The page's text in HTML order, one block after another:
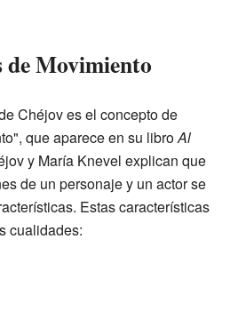
de Movimiento
Chéjov es el concepto de
que aparece en su libroAl
y María Knevel explican que
de un personaje y un actor se
Estas características
cualidades: